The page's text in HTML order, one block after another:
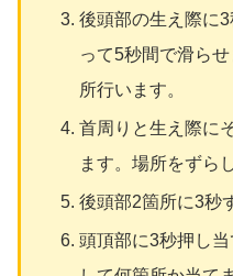
後頭部の生え際に
って5秒間で滑ら
所行います。
首周りと生え際に
ます。場所をずら
後頭部2箇所に3秒
頭頂部に3秒押し